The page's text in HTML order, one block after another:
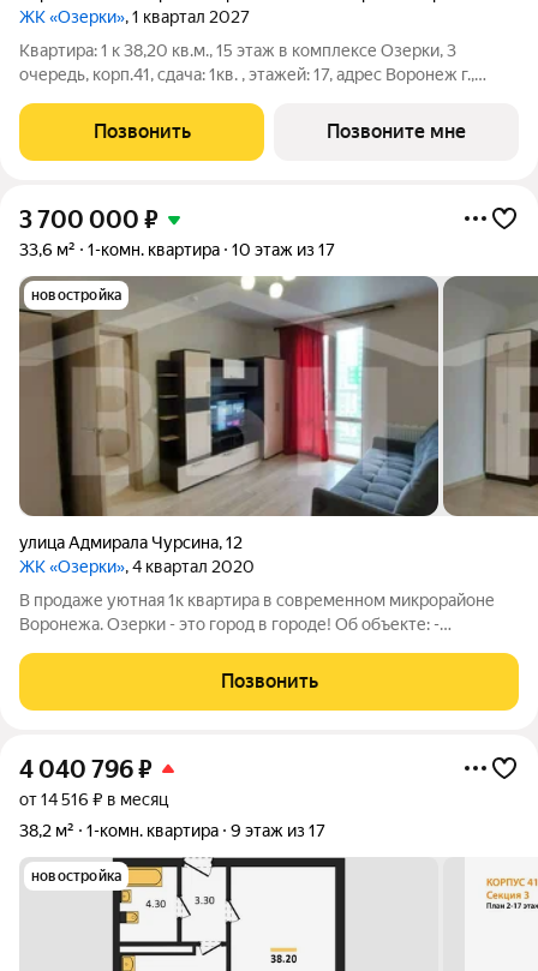
ЖК «Озерки», 1 квартал 2027
Квартира: 1 к 38,20 кв.м., 15 этаж в комплексе Озерки, 3
очередь, корп.41, сдача: 1кв. , этажей: 17, адрес Воронеж г.,
Позвонить Позвоните мне
3 700 000 ₽
33,6 м² 1-комн. квартира 10 этаж из 17
новостройка
улица Адмирала Чурсина,12
ЖК «Озерки», 4 квартал 2020
В продаже уютная 1к квартира в современном микрорайоне
Воронежа. Озерки - это город в городе! Об объекте: -
детского сада, что обеспечивает достаточное пространство
между домами. - Площадь
Позвонить
4 040 796₽
от 14 516 ₽ в месяц
38,2 м²
1-комн. квартира 9 этаж из 17
новостройка